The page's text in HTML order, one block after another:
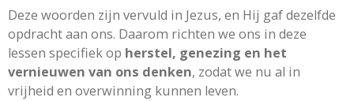
Deze woorden zijn vervuld in Jezus, en Hij gaf dezelfde
opdracht aan ons. Daarom richten we ons in deze
lessen specifiek op herstel, genezing en het
vernieuwen van ons denken, zodat we nu al in
vrijheid en overwinning kunnen leven.